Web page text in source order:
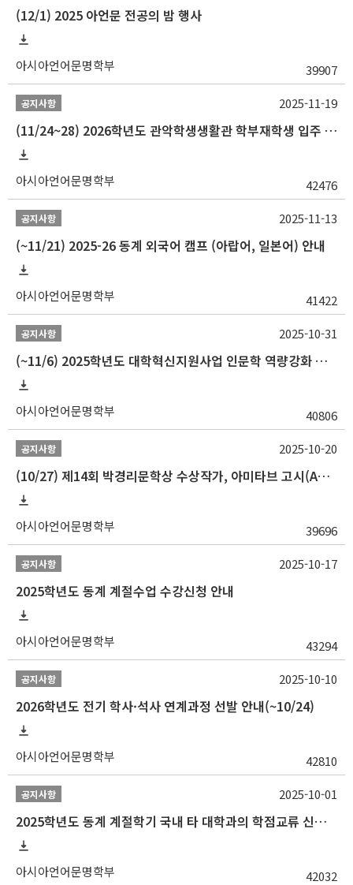
(12/1) 2025 아언문 전공의 밤 행사
아시아언어문명학부 39907
공지사항
(11/24~28) 2026학년도 관악학생생활관 학부재학생 입주 신청 일정 안내
아시아언어문명학부 42476
2025-11-19
공지사항
(~11/21) 2025-26 동계 외국어 캠프 (아랍어, 일본어) 안내
아시아언어문명학부 41422
2025-11-13
공지사항
(~11/6) 2025학년도 대학혁신지원사업 인문학 역량강화 동계 인턴십 참가자 선발 안내
아시아언어문명학부 40806
2025-10-31
공지사항
(10/27) 제14회 박경리문학상 수상작가, 아미타브 고시(Amitav Ghosh) 강연 안내
아시아언어문명학부 39696
2025-10-20
공지사항
2025학년도 동계 계절수업 수강신청 안내
아시아언어문명학부 43294
2025-10-17
공지사항
2026학년도 전기 학사·석사 연계과정 선발 안내(~10/24)
아시아언어문명학부 42810
2025-10-10
공지사항
2025학년도 동계 계절학기 국내 타 대학과의 학점교류 신청 안내
아시아언어문명학부 42032
2025-10-01